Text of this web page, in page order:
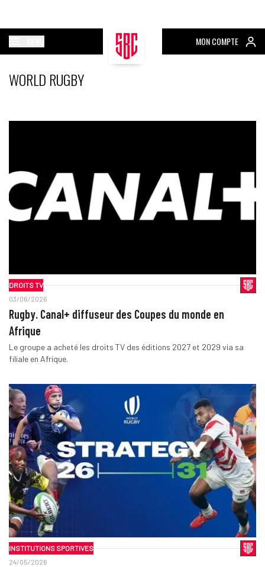
MON COMPTE
WORLD RUGBY
DROITS TV
03/06/2026
Rugby. Canal+ diffuseur des Coupes du monde en
Afrique
Le groupe a acheté les droits TV des éditions 2027 et 2029 via sa
filiale en Afrique.
INSTITUTIONS SPORTIVES
24/05/2026